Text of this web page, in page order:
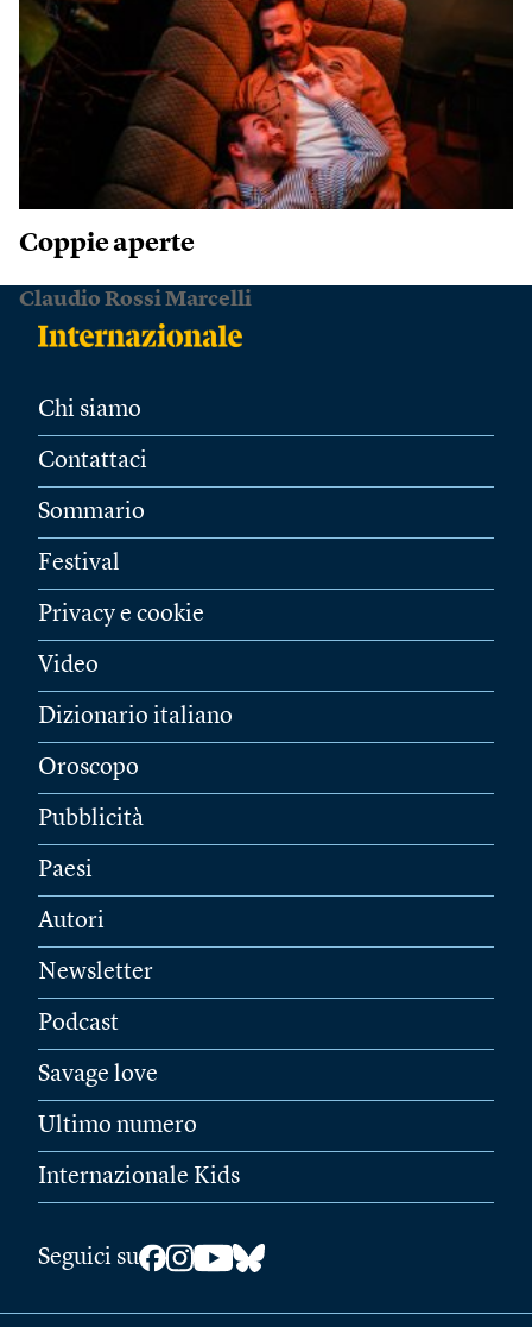
Coppie aperte
Claudio Rossi Marcelli
Chi siamo
Contattaci
Sommario
Festival
Privacy e cookie
Video
Dizionario italiano
Oroscopo
Pubblicità
Paesi
Autori
Newsletter
Podcast
Savage love
Ultimo numero
Internazionale Kids
Seguici su